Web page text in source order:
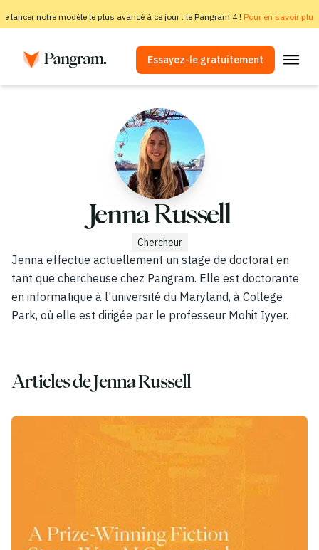
lancer notre modèle le plus avancé à ce jour : le Pangram 4 ! Pour en savoir
Essayez-le gratuitement
Détecteur d'images
Extension de navigateur
Vérificateur de plagiat
Détection multilingue par IA
Cas d'utilisation
Blog
Contacter le service commercial
Jenna Russell
Chercheur
Jenna effectue actuellement un stage de doctorat en
tant que chercheuse chez Pangram. Elle est doctorante
en informatique à l'université du Maryland, à College
Park, où elle est dirigée par le professeur Mohit Iyyer.
Articles de Jenna Russell